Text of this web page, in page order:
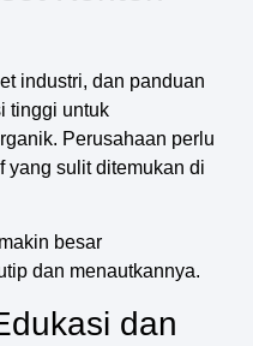
industri, dan panduan
tinggi untuk
Perusahaan perlu
yang sulit ditemukan di
besar
dan menautkannya.
dan